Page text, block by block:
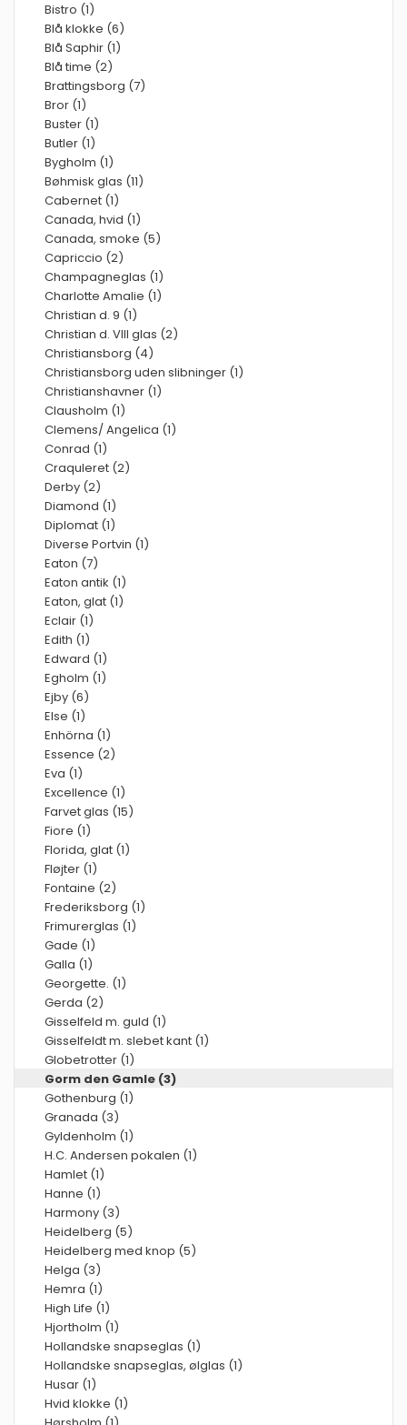
Bistro (1)
Blå klokke (6)
Blå Saphir (1)
Blå time (2)
Brattingsborg (7)
Bror (1)
Buster (1)
Butler (1)
Bygholm (1)
Bøhmisk glas (11)
Cabernet (1)
Canada, hvid (1)
Canada, smoke (5)
Capriccio (2)
Champagneglas (1)
Charlotte Amalie (1)
Christian d. 9 (1)
Christian d. VIII glas (2)
Christiansborg (4)
Christiansborg uden slibninger (1)
Christianshavner (1)
Clausholm (1)
Clemens/ Angelica (1)
Conrad (1)
Craquleret (2)
Derby (2)
Diamond (1)
Diplomat (1)
Diverse Portvin (1)
Eaton (7)
Eaton antik (1)
Eaton, glat (1)
Eclair (1)
Edith (1)
Edward (1)
Egholm (1)
Ejby (6)
Else (1)
Enhörna (1)
Essence (2)
Eva (1)
Excellence (1)
Farvet glas (15)
Fiore (1)
Florida, glat (1)
Fløjter (1)
Fontaine (2)
Frederiksborg (1)
Frimurerglas (1)
Gade (1)
Galla (1)
Georgette. (1)
Gerda (2)
Gisselfeld m. guld (1)
Gisselfeldt m. slebet kant (1)
Globetrotter (1)
Gorm den Gamle (3)
Gothenburg (1)
Granada (3)
Gyldenholm (1)
H.C. Andersen pokalen (1)
Hamlet (1)
Hanne (1)
Harmony (3)
Heidelberg (5)
Heidelberg med knop (5)
Helga (3)
Hemra (1)
High Life (1)
Hjortholm (1)
Hollandske snapseglas (1)
Hollandske snapseglas, ølglas (1)
Husar (1)
Hvid klokke (1)